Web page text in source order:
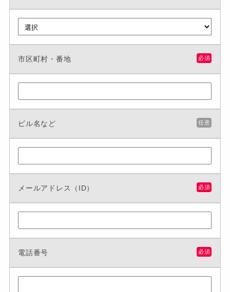
市区町村・番地 必須
ビル名など 任意
メールアドレス（ID） 必須
電話番号 必須